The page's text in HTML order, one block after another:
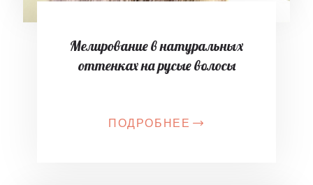
Мелирование в натуральных
оттенках на русые волосы
ПОДРОБНЕЕ